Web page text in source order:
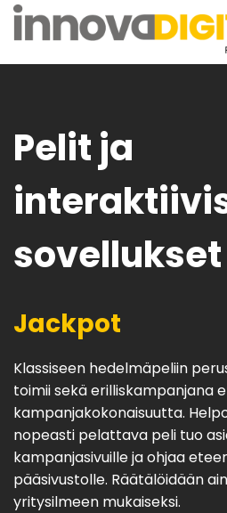
Pelit ja
sovellukset
Jackpot
Klassiseen hedelmäpeliin
toimii sekä erilliskampanjana
kampanjakokonaisuutta.
nopeasti pelattava peli tuo
kampanjasivuille ja ohjaa
pääsivustolle. Räätälöidään
yritysilmeen mukaiseksi.